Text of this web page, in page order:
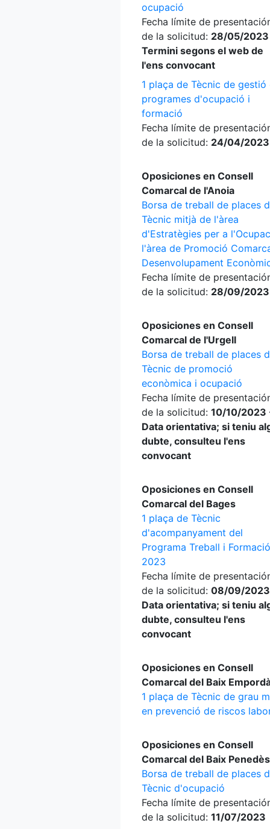
ocupació
Fecha límite de
de la solicitud: 28/05/
Termini segons el web de
l'ens convocant
1 plaça de Tècnic de gestió
programes d'ocupació i
formació
Fecha límite de
de la solicitud: 24/04/2023
Oposiciones en Consell
Comarcal de l'Anoia
Borsa de treball de places
Tècnic mitjà de l'àrea
d'Estratègies per a
l'àrea de Promoció
Desenvolupament
Fecha límite de
de la solicitud: 28/09/2023
Oposiciones en Consell
Comarcal de l'Urgell
Borsa de treball de places
Tècnic de promoció
econòmica i ocupació
Fecha límite de
de la solicitud: 10/10/2023
Data orientativa; si teniu
dubte, consulteu l'ens
convocant
Oposiciones en Consell
Comarcal del Bages
1 plaça de Tècnic
d'acompanyament del
Programa Treball i Formació
2023
Fecha límite de
de la solicitud: 08/09/
Data orientativa; si teniu
dubte, consulteu l'ens
convocant
Oposiciones en Consell
Comarcal del Baix
1 plaça de Tècnic de grau
en prevenció de riscos
Oposiciones en Consell
Comarcal del Baix Penedès
Borsa de treball de places
Tècnic d'ocupació
Fecha límite de
de la solicitud: 11/07/2023